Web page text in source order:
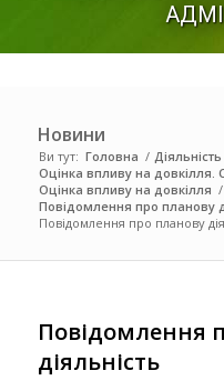
Новини
Ви тут: Головна /
Оцінка впливу на довкілля.
Оцінка впливу на довкілля /
Повідомлення про планову
Повідомлення про планову
Повідомлення
діяльність